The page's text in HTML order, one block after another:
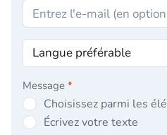
Message *
Choisissez parmi les
Écrivez votre texte